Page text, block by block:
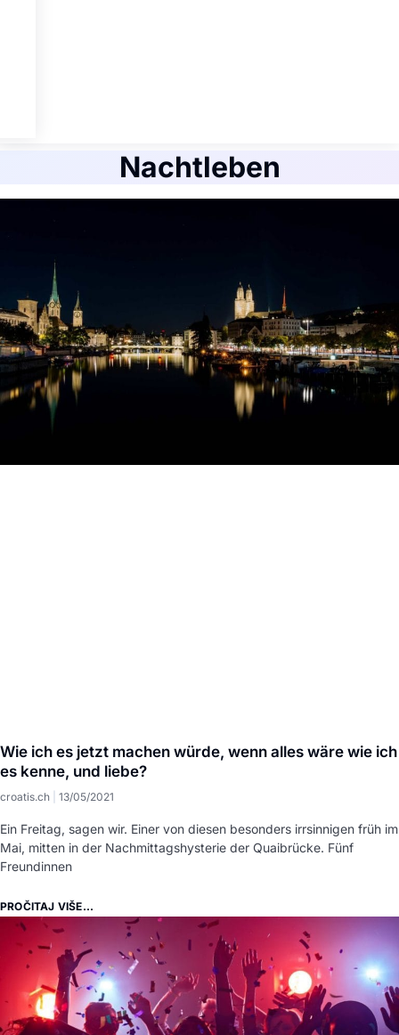
Nachtleben
Wie ich es jetzt machen würde, wenn alles wäre wie ich
es kenne, und liebe?
croatis.ch 13/05/2021
Ein Freitag, sagen wir. Einer von diesen besonders irrsinnigen früh im
Mai, mitten in der Nachmittagshysterie der Quaibrücke. Fünf
Freundinnen
PROČITAJ VIŠE...